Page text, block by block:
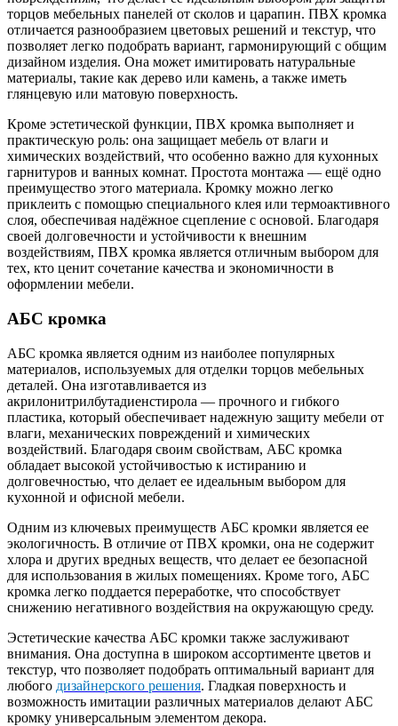
торцов мебельных панелей от сколов и царапин. ПВХ кромка
отличается разнообразием цветовых решений и текстур, что
позволяет легко подобрать вариант, гармонирующий с общим
дизайном изделия. Она может имитировать натуральные
материалы, такие как дерево или камень, а также иметь
глянцевую или матовую поверхность.
Кроме эстетической функции, ПВХ кромка выполняет и
практическую роль: она защищает мебель от влаги и
химических воздействий, что особенно важно для кухонных
гарнитуров и ванных комнат. Простота монтажа — ещё одно
преимущество этого материала. Кромку можно легко
приклеить с помощью специального клея или термоактивного
слоя, обеспечивая надёжное сцепление с основой. Благодаря
своей долговечности и устойчивости к внешним
воздействиям, ПВХ кромка является отличным выбором для
тех, кто ценит сочетание качества и экономичности в
оформлении мебели.
АБС кромка
АБС кромка является одним из наиболее популярных
материалов, используемых для отделки торцов мебельных
деталей. Она изготавливается из
акрилонитрилбутадиенстирола — прочного и гибкого
пластика, который обеспечивает надежную защиту мебели от
влаги, механических повреждений и химических
воздействий. Благодаря своим свойствам, АБС кромка
обладает высокой устойчивостью к истиранию и
долговечностью, что делает ее идеальным выбором для
кухонной и офисной мебели.
Одним из ключевых преимуществ АБС кромки является ее
экологичность. В отличие от ПВХ кромки, она не содержит
хлора и других вредных веществ, что делает ее безопасной
для использования в жилых помещениях. Кроме того, АБС
кромка легко поддается переработке, что способствует
снижению негативного воздействия на окружающую среду.
Эстетические качества АБС кромки также заслуживают
внимания. Она доступна в широком ассортименте цветов и
текстур, что позволяет подобрать оптимальный вариант для
любого дизайнерского решения. Гладкая поверхность и
возможность имитации различных материалов делают АБС
кромку универсальным элементом декора.